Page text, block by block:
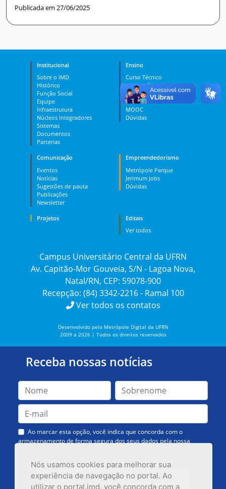
Nós usamos cookies para melhorar sua
experiência de navegação no portal. Ao
utilizar o portal.imd, você concorda com a
Publicada em 27/06/2025
Institucional
Sobre o IMD
Histórico
Função Social
Equipe
Infraestrutura
Núcleos Integradores
Sistemas
Documentos
Parcerias
Ensino
Curso Técnico
Graduação
Pós-graduação
PES
MOOC
Dúvidas
Comunicação
Eventos
Notícias
Sugestões de pauta
Publicações
Newsletter
Empreendedorismo
Metrópole Parque
Jerimum Jobs
Dúvidas
Projetos
Editais
Ver todos
Campus Universitário Central da UFRN
Av. Capitão-Mor Gouveia, S/N - Lagoa Nova,
Natal/RN, CEP: 59078-900
Recepção: (84) 3342-2216 - Ramal 100
Ver todos os contatos
Desenvolvido pelo Metrópole Digital da UFRN
2009 a 2026 | Todos os direitos reservados
Receba nossas notícias
Ao marcar esta opção, você indica que concorda com o
armazenamento de forma segura dos seus dados pela nossa